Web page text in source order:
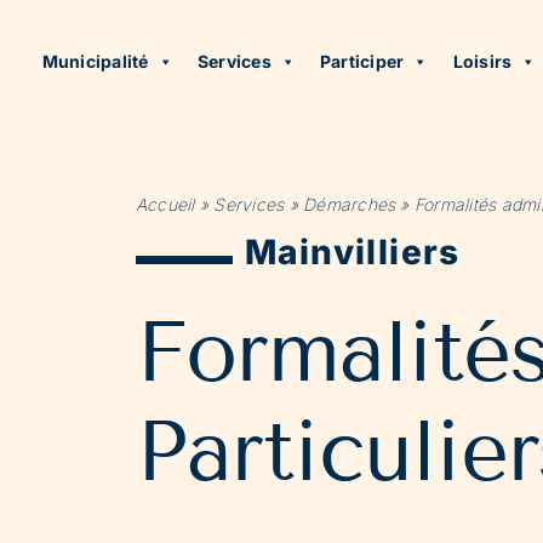
Municipalité Services Participer Loisirs
Accueil» Services» Démarches» Formalités
Mainvilliers